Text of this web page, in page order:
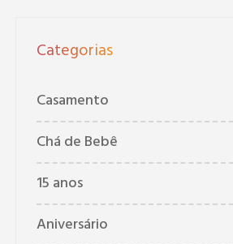
Categorias
Casamento
Chá de Bebê
15 anos
Aniversário